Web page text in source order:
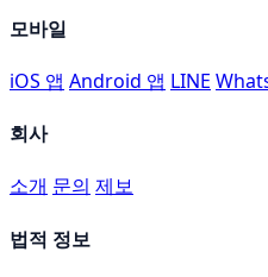
모바일
iOS 앱 Android 앱 LINE
회사
소개 문의 제보
법적 정보